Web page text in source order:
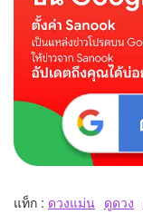
แท็ก : ดวงแม่น ดูดวง